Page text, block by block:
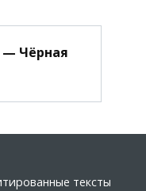
— Чёрная
тексты